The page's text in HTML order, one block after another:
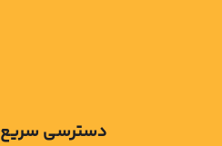
دسترسی سریع